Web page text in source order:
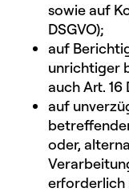
sowie auf
DSGVO);
auf
unrichtiger
auch Art. 16
auf
oder,
erforderlich